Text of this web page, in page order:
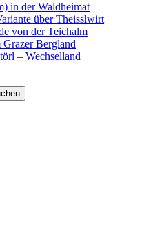
in der Waldheimat
über Theisslwirt
von der Teichalm
Bergland
– Wechselland